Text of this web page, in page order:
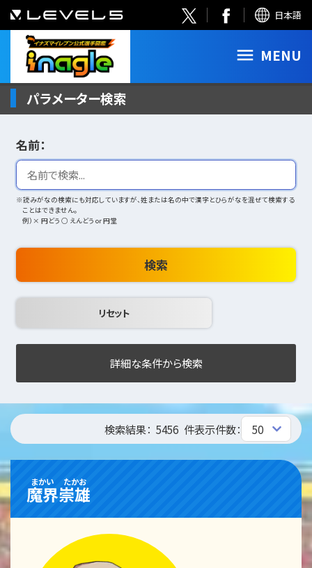
日本語
MENU
パラメーター検索
名前：
※読みがなの検索にも対応していますが、姓または名の中で漢字とひらがなを混ぜて検索する
ことはできません。
例）× 円どう ○ えんどう or 円堂
検索
詳細な条件から検索
検索結果： 5456 件表示件数：
魔界
まかい
崇雄
たかお